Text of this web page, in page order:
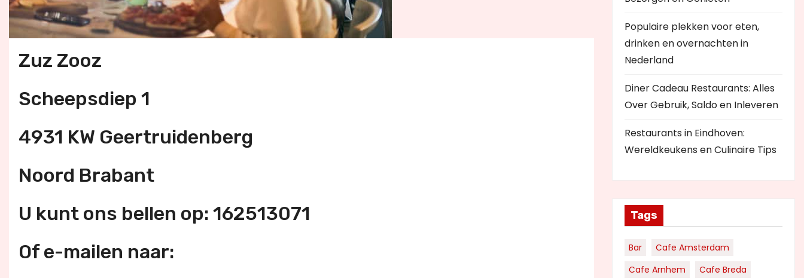
Zuz Zooz
Scheepsdiep 1
4931 KW Geertruidenberg
Noord Brabant
U kunt ons bellen op: 162513071
Of e-mailen naar:
Populaire plekken voor eten,
drinken en overnachten in
Nederland
Diner Cadeau Restaurants: Alles
Over Gebruik, Saldo en Inleveren
Restaurants in Eindhoven:
Wereldkeukens en Culinaire Tips
Tags
Bar
Cafe Amsterdam
Cafe Arnhem
Cafe Breda